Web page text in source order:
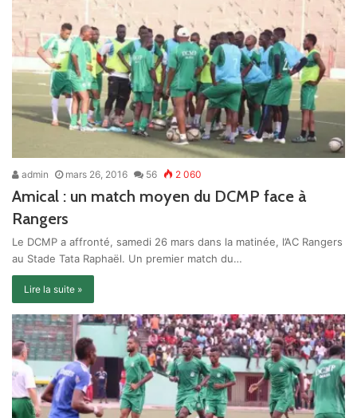
admin mars 26, 2016 56 2 060
Amical : un match moyen du DCMP face à
Rangers
Le DCMP a affronté, samedi 26 mars dans la matinée, l’AC Rangers
au Stade Tata Raphaël. Un premier match du…
Lire la suite »